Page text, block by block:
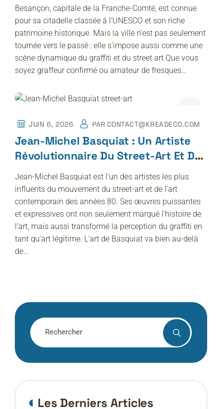
Besançon, capitale de la Franche-Comté, est connue
pour sa citadelle classée à l’UNESCO et son riche
patrimoine historique. Mais la ville n’est pas seulement
tournée vers le passé : elle s’impose aussi comme une
scène dynamique du graffiti et du street art.Que vous
soyez graffeur confirmé ou amateur de fresques…
JUIN 6, 2026 PAR CONTACT@KREADECO.COM
Jean-Michel Basquiat : Un Artiste
Révolutionnaire Du Street-Art Et De
L’art Contemporain
Jean-Michel Basquiat est l'un des artistes les plus
influents du mouvement du street-art et de l’art
contemporain des années 80. Ses œuvres puissantes
et expressives ont non seulement marqué l’histoire de
l’art, mais aussi transformé la perception du graffiti en
tant qu'art légitime. L'art de Basquiat va bien au-delà
de…
Les Derniers Articles